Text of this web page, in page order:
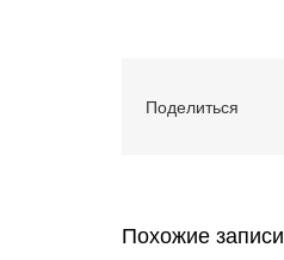
Поделиться
Похожие записи